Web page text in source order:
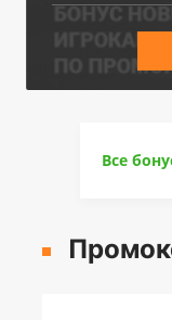
Все